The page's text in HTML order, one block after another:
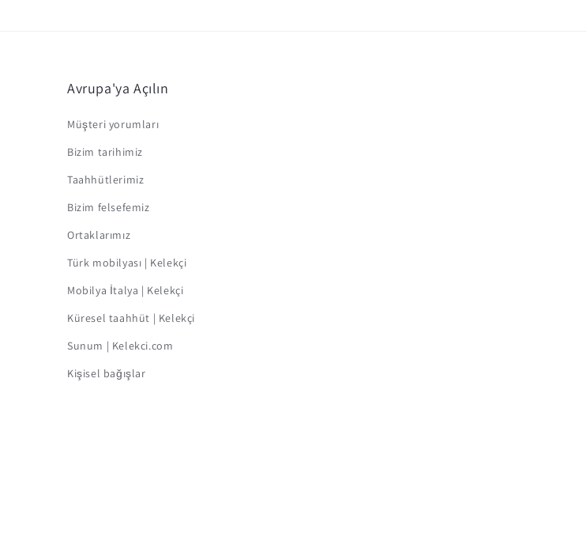
Avrupa'ya Açılın
Müşteri yorumları
Bizim tarihimiz
Taahhütlerimiz
Bizim felsefemiz
Ortaklarımız
Türk mobilyası | Kelekçi
Mobilya İtalya | Kelekçi
Küresel taahhüt | Kelekçi
Sunum | Kelekci.com
Kişisel bağışlar